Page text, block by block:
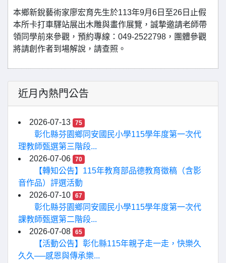
本鄉新銳藝術家廖宏育先生於113年9月6日至26日止假
本所卡打車驛站展出木雕與畫作展覽，誠摯邀請老師帶
領同學前來參觀，預約專線：049-2522798，團體參觀
將請創作者到場解說，請查照。
近月內熱門公告
2026-07-13 75
彰化縣芬園鄉同安國民小學115學年度第一次代
理教師甄選第三階段...
2026-07-06
70
【轉知公告】115年教育部品德教育徵稿（含影
音作品）評選活動
2026-07-10
67
彰化縣芬園鄉同安國民小學115學年度第一次代
課教師甄選第二階段...
2026-07-08
65
【活動公告】彰化縣115年親子走一走，快樂久
久久──感恩與傳承樂...